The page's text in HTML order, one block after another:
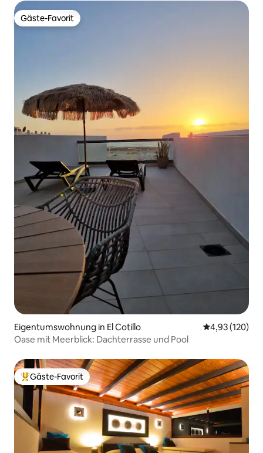
Gäste-Favorit
Gäste-Favorit
Eigentumswohnung in El Cotillo
4,93 (120)
Oase mit Meerblick: Dachterrasse und Pool
Beliebter Gäste-Favorit.
Gäste-Favorit